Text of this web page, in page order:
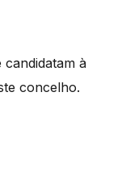
à
concelho.